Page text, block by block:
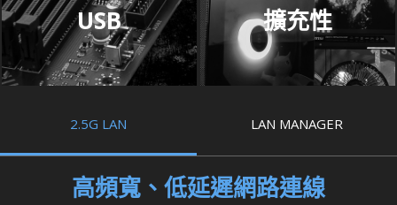
USB 擴充性
2.5G LAN LAN MANAGER
高頻寬、低延遲網路連線